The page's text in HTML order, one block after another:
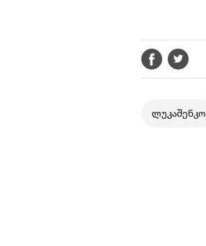
ლუკაშენკო